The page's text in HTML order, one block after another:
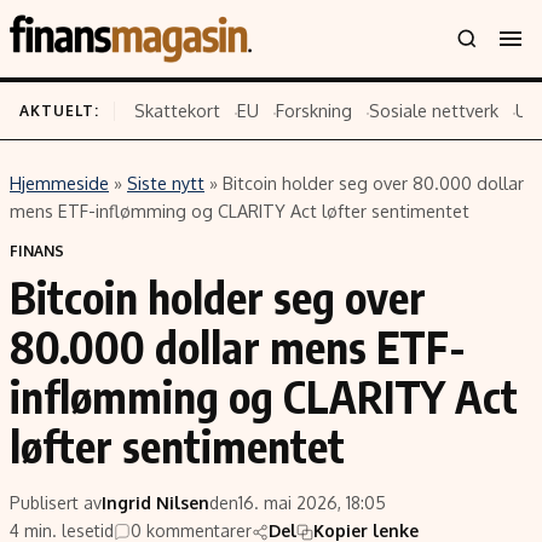
Innhold
Siste nytt
Eiendom
Energi og klima
Finans
Fritid
Hav og sjømat
Verden
Emner
Politikk
Selskaper
Teknologi
Forbrukerrettigheter
Aksjer
AKTUELT: Skattekort EU Forskning Sosiale nettverk
Hjemmeside » Siste nytt » Bitcoin holder seg over 80.000 dollar
mens ETF-inflømming og CLARITY Act løfter sentimentet
FINANS
Bitcoin holder seg over
80.000 dollar mens ETF-
inflømming og CLARITY Act
løfter sentimentet
Publisert avIngrid Nilsenden16. mai 2026, 18:05
4 min. lesetid
0 kommentarer Del Kopier lenke